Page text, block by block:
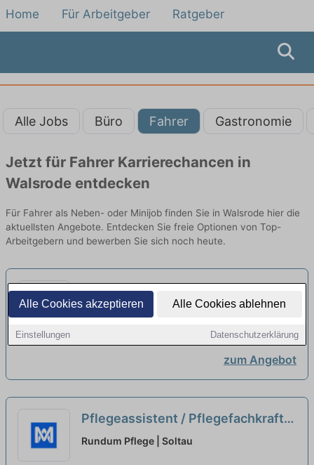
Alle Cookies akzeptieren Alle Cookies ablehnen
Einstellungen Datenschutzerklärung
Home Für Arbeitgeber Ratgeber
Alle Jobs Büro Fahrer Gastronomie
Jetzt für Fahrer Karrierechancen in
Walsrode entdecken
Für Fahrer als Neben- oder Minijob finden Sie in Walsrode hier die
aktuellsten Angebote. Entdecken Sie freie Optionen von Top-
Arbeitgebern und bewerben Sie sich noch heute.
Fahrer (w/m/d) Minijob K&S
Tagespflege Leipzig neu
K & S - Dr. Krantz Sozialbau und Betreuung
zum Angebot
Pflegeassistent / Pflegefachkraft
(m/w/d) Teilzeit / Minijob
Rundum Pflege | Soltau